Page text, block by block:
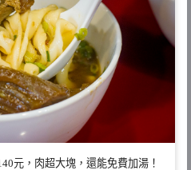
元，肉超大塊，還能免費加湯！